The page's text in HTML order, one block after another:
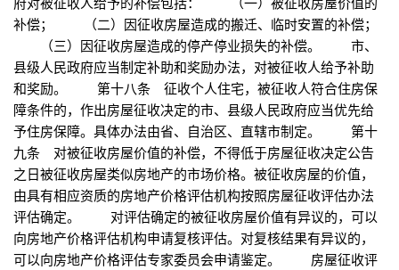
补偿； （二）因征收房屋造成的搬迁、临时安置的补偿；
（三）因征收房屋造成的停产停业损失的补偿。 市、
县级人民政府应当制定补助和奖励办法，对被征收人给予补助
和奖励。 第十八条 征收个人住宅，被征收人符合住房保
障条件的，作出房屋征收决定的市、县级人民政府应当优先给
予住房保障。具体办法由省、自治区、直辖市制定。 第十
九条 对被征收房屋价值的补偿，不得低于房屋征收决定公告
之日被征收房屋类似房地产的市场价格。被征收房屋的价值，
由具有相应资质的房地产价格评估机构按照房屋征收评估办法
评估确定。 对评估确定的被征收房屋价值有异议的，可以
向房地产价格评估机构申请复核评估。对复核结果有异议的，
可以向房地产价格评估专家委员会申请鉴定。 房屋征收评